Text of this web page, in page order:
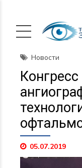
Новости
05.07.2019